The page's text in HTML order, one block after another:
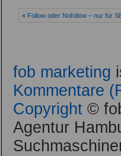
« Follow oder Nofollow – nur für
fob marketing
Kommentare
Copyright ©
Agentur